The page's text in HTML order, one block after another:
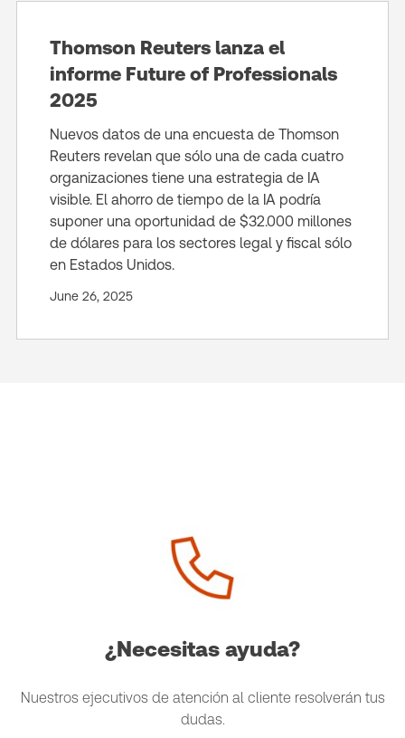
Thomson Reuters lanza el
informe Future of Professionals
2025
Nuevos datos de una encuesta de Thomson
Reuters revelan que sólo una de cada cuatro
organizaciones tiene una estrategia de IA
visible. El ahorro de tiempo de la IA podría
suponer una oportunidad de $32.000 millones
de dólares para los sectores legal y fiscal sólo
en Estados Unidos.
June 26, 2025
¿Necesitas ayuda?
Nuestros ejecutivos de atención al cliente resolverán tus
dudas.